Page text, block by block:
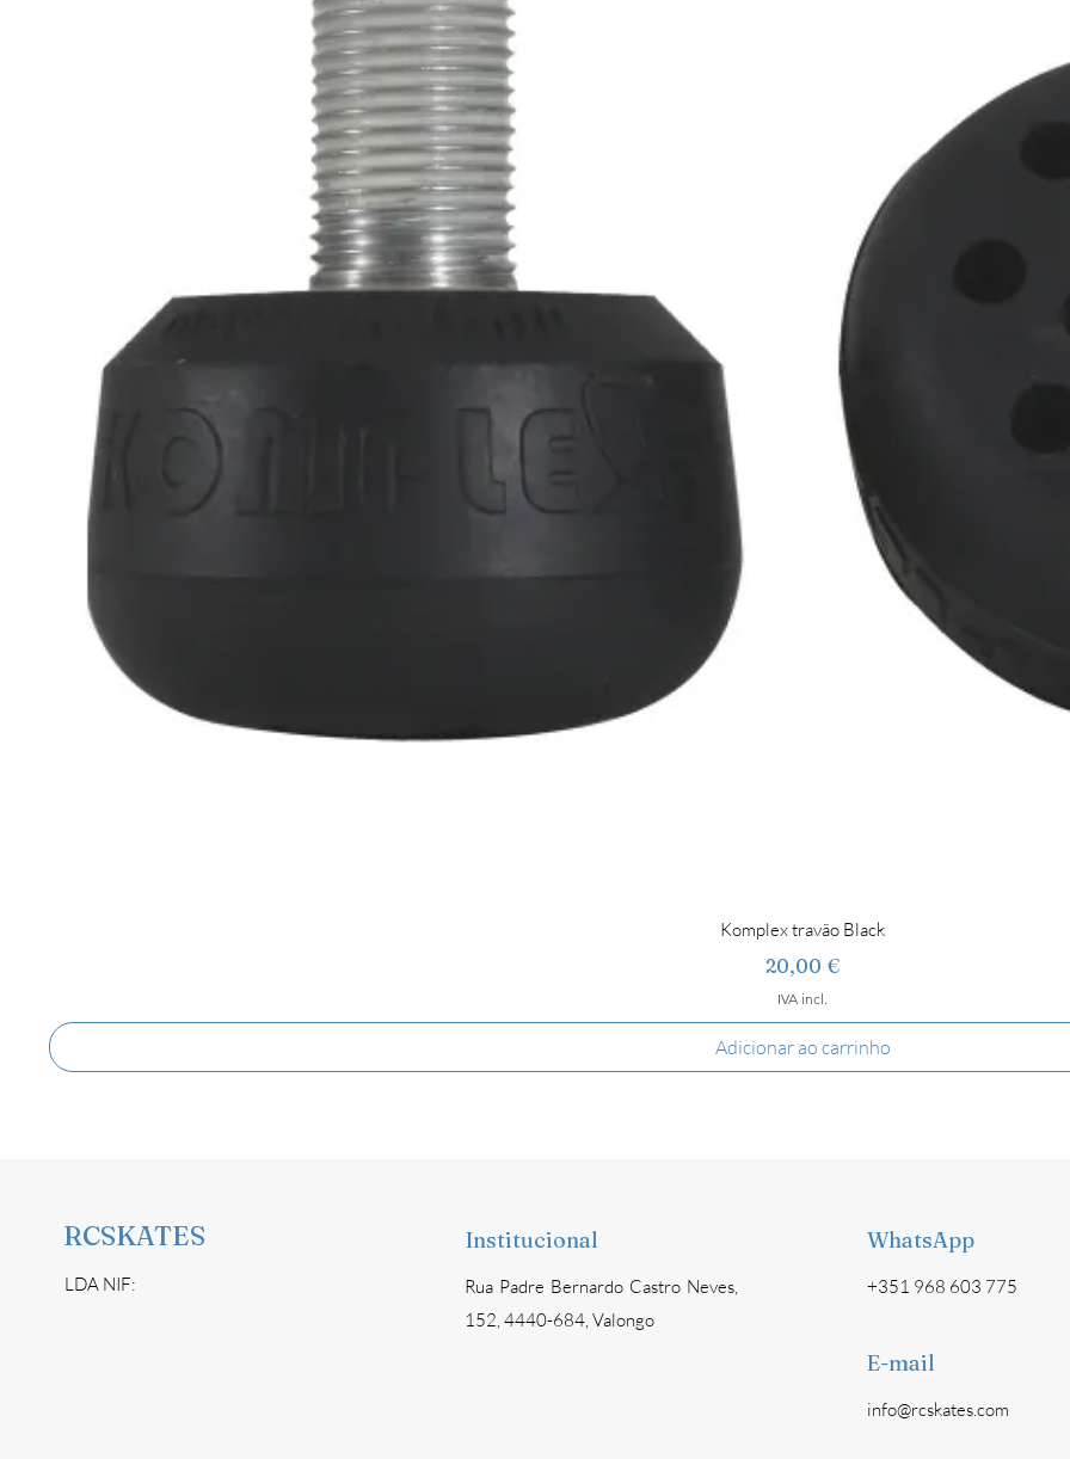
Komplex travão Black
Preço
20,00 €
IVA incl.
Adicionar ao carrinho
RCSKATES
LDA NIF:
Institucional
Rua Padre Bernardo Castro Neves,
152, 4440-684, Valongo
WhatsApp
+351 968 603 775
E-mail
info@rcskates.com